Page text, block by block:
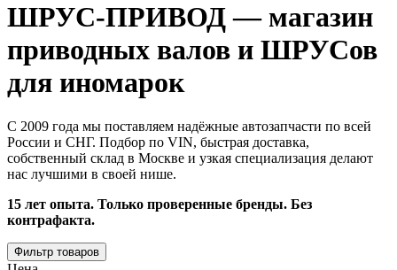
ШРУС-ПРИВОД — магазин
приводных валов и ШРУСов
для иномарок
С 2009 года мы поставляем надёжные автозапчасти по всей
России и СНГ. Подбор по VIN, быстрая доставка,
собственный склад в Москве и узкая специализация делают
нас лучшими в своей нише.
15 лет опыта. Только проверенные бренды. Без
контрафакта.
Фильтр товаров